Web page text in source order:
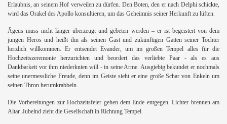
Erlaubnis, an seinem Hof verweilen zu dürfen. Den Boten, den er nach Delphi schickte,
wird das Orakel des Apollo konsultieren, um das Geheimnis seiner Herkunft zu lüften.
Ägeus muss nicht länger überzeugt und gebeten werden – er ist begeistert von dem
jungen Heros und heißt ihn als seinen Gast und zukünftigen Gatten seiner Tochter
herzlich willkommen. Er entsendet Evander, um im großen Tempel alles für die
Hochzeitszeremonie herzurichten und beordert das verliebte Paar - als es aus
Dankbarkeit vor ihm niederknien will - in seine Arme. Ausgiebig bekundet er nochmals
seine unermessliche Freude, denn im Geiste sieht er eine große Schar von Enkeln um
seinen Thron herumkrabbeln.
Die Vorbereitungen zur Hochzeitsfeier gehen dem Ende entgegen. Lichter brennen am
Altar. Jubelnd zieht die Gesellschaft in Richtung Tempel.